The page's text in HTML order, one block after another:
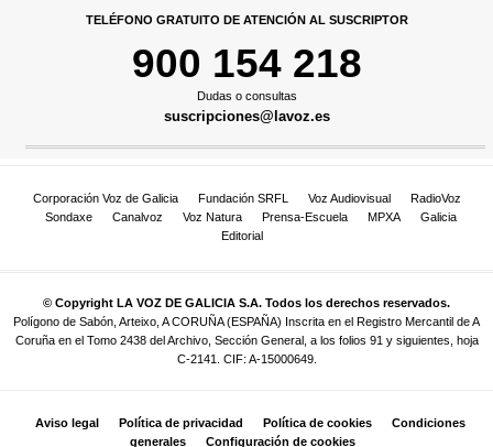
TELÉFONO GRATUITO DE ATENCIÓN AL SUSCRIPTOR
900 154 218
Dudas o consultas
suscripciones@lavoz.es
Corporación Voz de Galicia Fundación SRFL Voz Audiovisual
RadioVoz
Sondaxe
Canalvoz Voz Natura Prensa-Escuela MPXA
Galicia
Editorial
© Copyright LA VOZ DE GALICIA S.A. Todos los derechos reservados.
Polígono de Sabón, Arteixo, A CORUÑA (ESPAÑA) Inscrita en el Registro Mercantil de A
Coruña en el Tomo 2438 del Archivo, Sección General, a los folios 91 y siguientes, hoja
C-2141. CIF: A-15000649.
Aviso legal Política de privacidad Política de cookies
Condiciones
generales
Configuración de cookies